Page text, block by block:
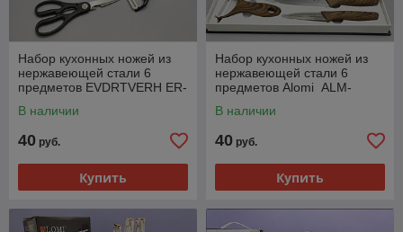
Набор кухонных ножей из
нержавеющей стали 6
предметов EVDRTVERH ER-
упаковка
В наличии
40 руб.
Купить
Набор кухонных ножей из
нержавеющей стали 6
предметов Alomi ALM-
упаковка
В наличии
40 руб.
Купить